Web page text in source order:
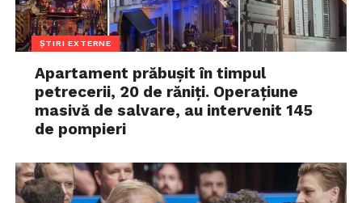
ȘTIRI EXTERNE
Apartament prăbușit în timpul
petrecerii, 20 de răniți. Operațiune
masivă de salvare, au intervenit 145
de pompieri